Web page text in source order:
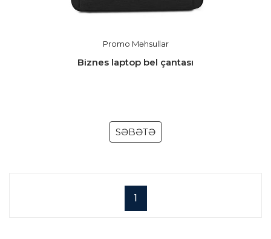
Promo Məhsullar
Biznes laptop bel çantası
SƏBƏTƏ
1